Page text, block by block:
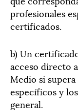
profesionales
certificados.
b) Un
acceso directo
Medio si
específicos y
general.